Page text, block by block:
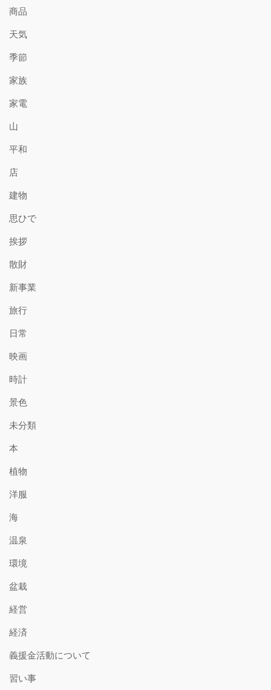
商品
天気
季節
家族
家電
山
平和
店
建物
思ひで
挨拶
散財
新事業
旅行
日常
映画
時計
景色
未分類
本
植物
洋服
海
温泉
環境
盆栽
経営
経済
義援金活動について
習い事